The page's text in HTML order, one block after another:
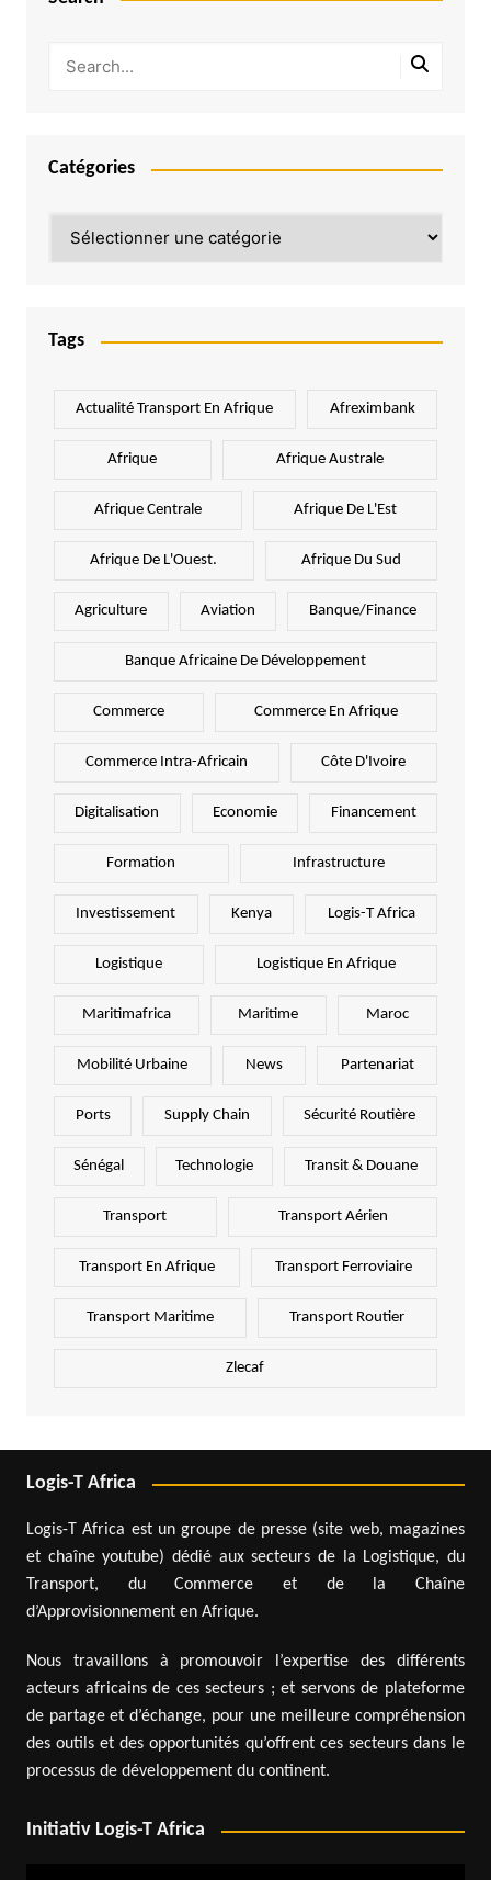
Catégories
Tags
Actualité Transport En Afrique Afreximbank
Afrique Afrique Australe
Afrique Centrale Afrique De L'Est
Afrique De L'Ouest. Afrique Du Sud
Agriculture Aviation Banque/Finance
Banque Africaine De Développement
Commerce Commerce En Afrique
Commerce Intra-Africain Côte D'Ivoire
Digitalisation Economie Financement
Formation Infrastructure
Investissement Kenya Logis-T Africa
Logistique Logistique En Afrique
Maritimafrica Maritime Maroc
Mobilité Urbaine News Partenariat
Ports Supply Chain Sécurité Routière
Sénégal Technologie Transit & Douane
Transport Transport Aérien
Transport En Afrique Transport Ferroviaire
Transport Maritime Transport Routier
Zlecaf
Logis-T Africa
Logis-T Africa est un groupe de presse (site web, magazines
et chaîne youtube) dédié aux secteurs de la Logistique, du
Transport, du Commerce et de la Chaîne
d’Approvisionnement en Afrique.
Nous travaillons à promouvoir l’expertise des différents
acteurs africains de ces secteurs ; et servons de plateforme
de partage et d’échange, pour une meilleure compréhension
des outils et des opportunités qu’offrent ces secteurs dans le
processus de développement du continent.
Initiativ Logis-T Africa